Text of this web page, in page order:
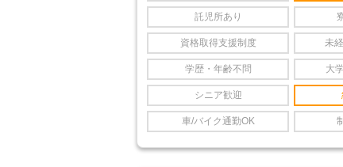
託児所あり
資格取得支援制度 未
学歴・年齢不問 大
シニア歓迎
車/バイク通勤OK